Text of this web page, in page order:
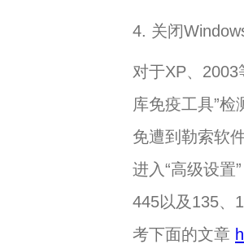
4. 关闭
对于XP、
库免疫工具”
免遭到勒索软
进入“高级设置
445以及135、
考下面的文章